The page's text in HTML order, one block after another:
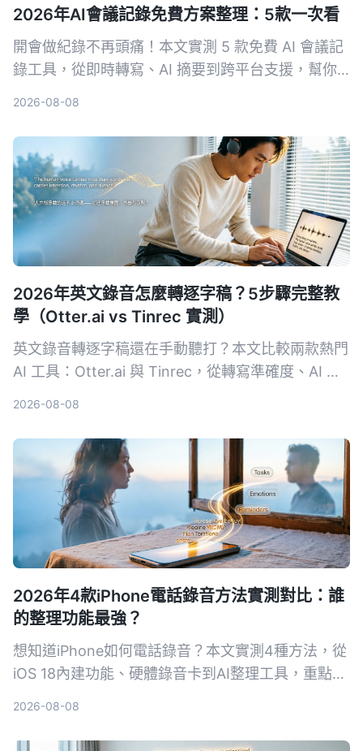
2026年AI會議記錄免費方案整理：5款一次看
開會做紀錄不再頭痛！本文實測 5 款免費 AI 會議記
錄工具，從即時轉寫、AI 摘要到跨平台支援，幫你
友。
2026-08-08
2026年英文錄音怎麼轉逐字稿？5步驟完整教
學（Otter.ai vs Tinrec 實測）
英文錄音轉逐字稿還在手動聽打？本文比較兩款熱門
AI 工具：Otter.ai 與 Tinrec，從轉寫準確度、AI 整
器。
2026-08-08
2026年4款iPhone電話錄音方法實測對比：誰
的整理功能最強？
想知道iPhone如何電話錄音？本文實測4種方法，從
iOS 18內建功能、硬體錄音卡到AI整理工具，重點比
2026-08-08